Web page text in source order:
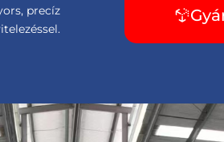
precíz